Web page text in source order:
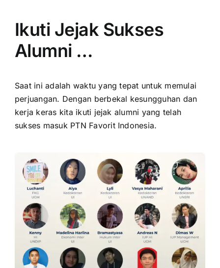
Ikuti Jejak Sukses
Alumni …
Saat ini adalah waktu yang tepat untuk memulai
perjuangan. Dengan berbekal kesungguhan dan
kerja keras kita ikuti jejak alumni yang telah
sukses masuk PTN Favorit Indonesia.